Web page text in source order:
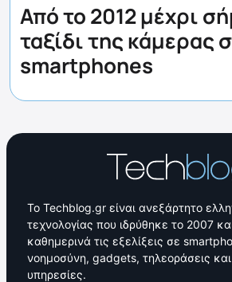
Από το 2012 μέχρι
ταξίδι της κάμερας
smartphones
Το Techblog.gr είναι ανεξάρτητο
τεχνολογίας που ιδρύθηκε το 2007
καθημερινά τις εξελίξεις σε
νοημοσύνη, gadgets, τηλεοράσεις
υπηρεσίες.